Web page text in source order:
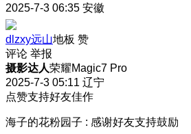
2025-7-3 06:35 安徽
dlzxy远山地板 赞
评论 举报
摄影达人荣耀Magic7 Pro
2025-7-3 05:11 辽宁
点赞支持好友佳作
海子的花粉园子 : 感谢好友支持鼓励